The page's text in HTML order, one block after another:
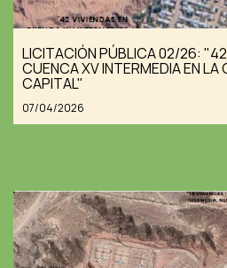
LICITACIÓN PÚBLICA 02/26: "42
CUENCA XV INTERMEDIA EN LA
CAPITAL"
07/04/2026